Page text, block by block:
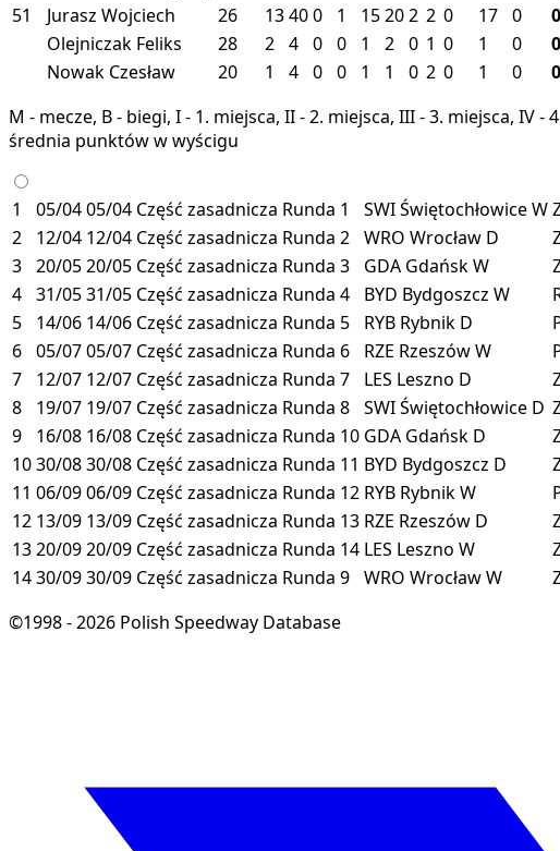
51
Jurasz Wojciech 26 13400 1 15202 2 0 17 0
Olejniczak Feliks
28 2 4 0 0 1 2 0 1 0 1 0
Nowak Czesław
20 1 4 0 0 1 1 0 2 0 1 0
M - mecze, B - biegi, I - 1. miejsca, II - 2. miejsca, III - 3. miejsca, IV
średnia punktów w wyścigu
1 05/0405/04 Część zasadnicza Runda 1 SWIŚwiętochłowiceW
2
12/04 12/04 Część zasadnicza Runda 2 WRO Wrocław D
3 20/0520/05 Część zasadnicza Runda 3 GDA GdańskW
4 31/0531/05 Część zasadnicza Runda 4 BYD Bydgoszcz W
5
14/06 14/06 Część zasadnicza Runda 5 RYB Rybnik D
6 05/0705/07 Część zasadnicza Runda 6 RZE RzeszówW
7
12/07 12/07 Część zasadnicza Runda 7 LES Leszno D
8
19/07 19/07 Część zasadnicza Runda 8 SWIŚwiętochłowice D
9
16/08 16/08 Część zasadnicza Runda 10 GDA Gdańsk D
1030/0830/08 Część zasadnicza Runda 11 BYD Bydgoszcz D
11 06/0906/09 Część zasadnicza Runda 12 RYB RybnikW
12 13/09 13/09 Część zasadnicza Runda 13 RZE Rzeszów D
1320/0920/09 Część zasadnicza Runda 14 LES Leszno W
1430/0930/09 Część zasadnicza Runda 9 WRO WrocławW
©1998 - 2026 Polish Speedway Database